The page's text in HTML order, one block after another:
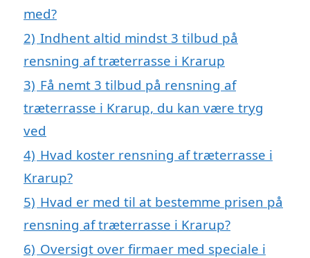
med?
2) Indhent altid mindst 3 tilbud på
rensning af træterrasse i Krarup
3) Få nemt 3 tilbud på rensning af
træterrasse i Krarup, du kan være tryg
ved
4) Hvad koster rensning af træterrasse i
Krarup?
5) Hvad er med til at bestemme prisen på
rensning af træterrasse i Krarup?
6) Oversigt over firmaer med speciale i